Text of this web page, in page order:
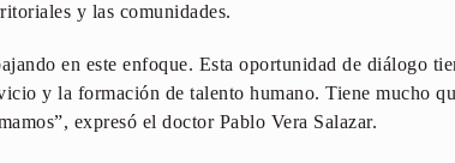
y las comunidades.
en este enfoque. Esta oportunidad de diálogo
y la formación de talento humano. Tiene mucho
expresó el doctor Pablo Vera Salazar.